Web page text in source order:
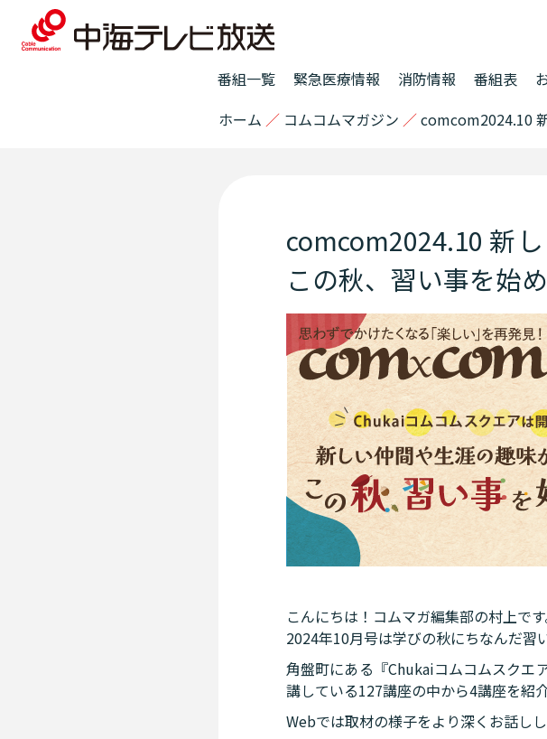
番組一覧 緊急医療情報 消防情報 番組表
ホーム ／ コムコムマガジン ／comcom2024.10
comcom2024.10 新
この秋、習い事を始
こんにちは！コムマガ編集部の村上です
2024年10月号は学びの秋にちなんだ習
角盤町にある『Chukaiコムコムスクエ
講している127講座の中から4講座を紹
Webでは取材の様子をより深くお話しし